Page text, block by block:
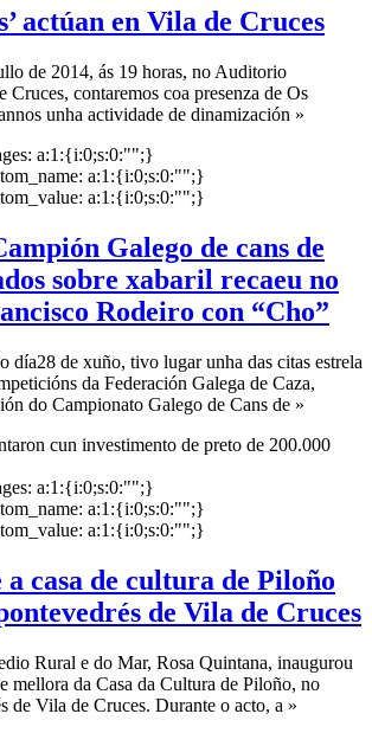
actúan en Vila de Cruces
de 2014, ás 19 horas, no Auditorio
contaremos coa presenza de Os
unha actividade de dinamización »
a:1:{i:0;s:0:"";}
a:1:{i:0;s:0:"";}
a:1:{i:0;s:0:"";}
Galego de cans de
sobre xabaril recaeu no
Rodeiro con “Cho”
día28 de xuño, tivo lugar unha das citas estrela
da Federación Galega de Caza,
do Campionato Galego de Cans de »
cun investimento de preto de 200.000
a:1:{i:0;s:0:"";}
a:1:{i:0;s:0:"";}
a:1:{i:0;s:0:"";}
casa de cultura de Piloño
de Vila de Cruces
Rural e do Mar, Rosa Quintana, inaugurou
mellora da Casa da Cultura de Piloño, no
de Vila de Cruces. Durante o acto, a »